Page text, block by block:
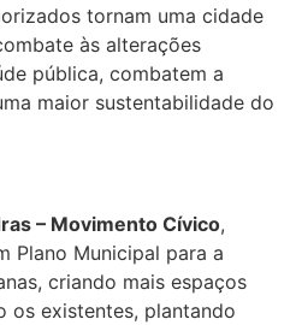
tornam uma cidade
às alterações
pública, combatem a
maior sustentabilidade do
– Movimento Cívico,
Plano Municipal para a
criando mais espaços
os existentes, plantando